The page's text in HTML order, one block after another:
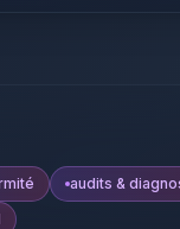
audits &